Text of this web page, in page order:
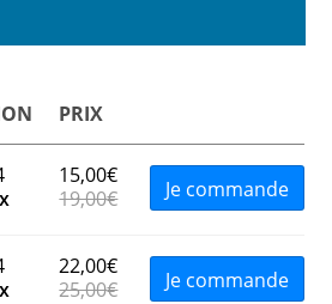
PRIX
15,00€
19,00€ Je commande
22,00€
25,00€ Je commande